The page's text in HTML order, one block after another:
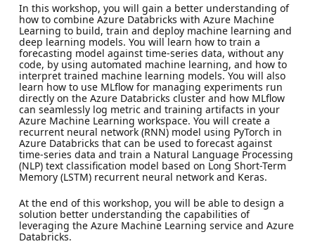
In this workshop, you will gain a better understanding of
how to combine Azure Databricks with Azure Machine
Learning to build, train and deploy machine learning and
deep learning models. You will learn how to train a
forecasting model against time-series data, without any
code, by using automated machine learning, and how to
interpret trained machine learning models. You will also
learn how to use MLflow for managing experiments run
directly on the Azure Databricks cluster and how MLflow
can seamlessly log metric and training artifacts in your
Azure Machine Learning workspace. You will create a
recurrent neural network (RNN) model using PyTorch in
Azure Databricks that can be used to forecast against
time-series data and train a Natural Language Processing
(NLP) text classification model based on Long Short-Term
Memory (LSTM) recurrent neural network and Keras.
At the end of this workshop, you will be able to design a
solution better understanding the capabilities of
leveraging the Azure Machine Learning service and Azure
Databricks.